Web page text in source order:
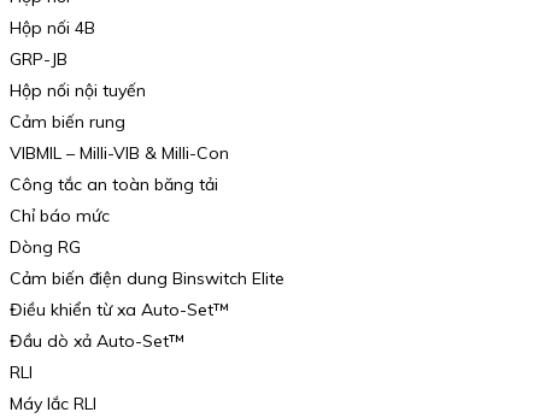
Hộp nối 4B
GRP-JB
Hộp nối nội tuyến
Cảm biến rung
VIBMIL – Milli-VIB & Milli-Con
Công tắc an toàn băng tải
Chỉ báo mức
Dòng RG
Cảm biến điện dung Binswitch Elite
Điều khiển từ xa Auto-Set™
Đầu dò xả Auto-Set™
RLI
Máy lắc RLI